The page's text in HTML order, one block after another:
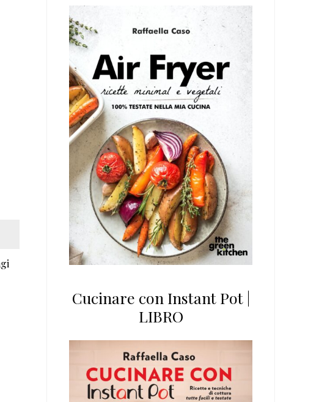
Cucinare con Instant Pot |
LIBRO